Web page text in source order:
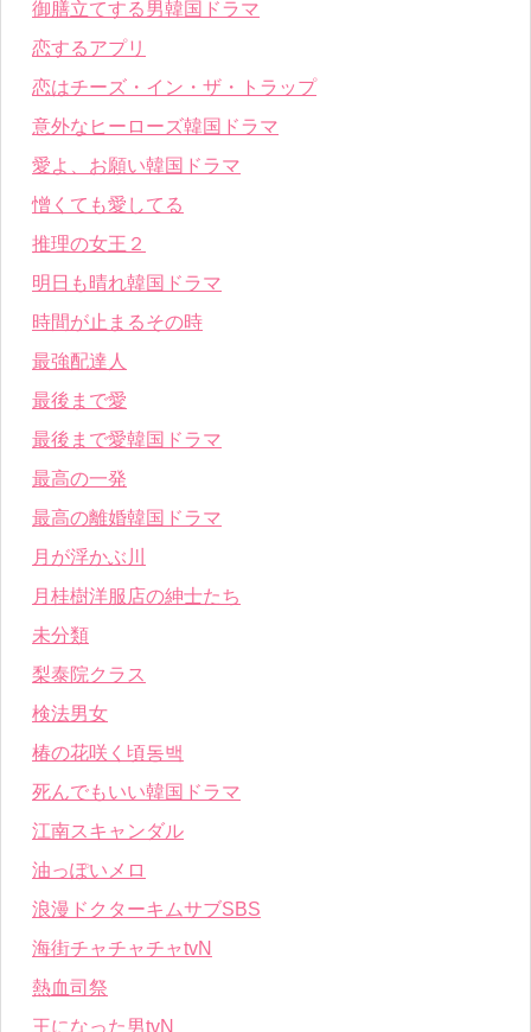
御膳立てする男韓国ドラマ
恋するアプリ
恋はチーズ・イン・ザ・トラップ
意外なヒーローズ韓国ドラマ
愛よ、お願い韓国ドラマ
憎くても愛してる
推理の女王２
明日も晴れ韓国ドラマ
時間が止まるその時
最強配達人
最後まで愛
最後まで愛韓国ドラマ
最高の一発
最高の離婚韓国ドラマ
月が浮かぶ川
月桂樹洋服店の紳士たち
未分類
梨泰院クラス
検法男女
椿の花咲く頃동백
死んでもいい韓国ドラマ
江南スキャンダル
油っぽいメロ
浪漫ドクターキムサブSBS
海街チャチャチャtvN
熱血司祭
王になった男tvN